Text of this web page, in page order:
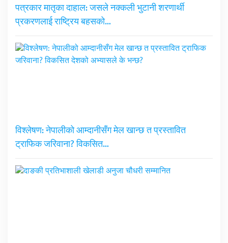
पत्रकार मातृका दाहाल: जसले नक्कली भुटानी शरणार्थी
प्रकरणलाई राष्ट्रिय बहसको…
विश्लेषण: नेपालीको आम्दानीसँग मेल खान्छ त प्रस्तावित
ट्राफिक जरिवाना? विकसित…